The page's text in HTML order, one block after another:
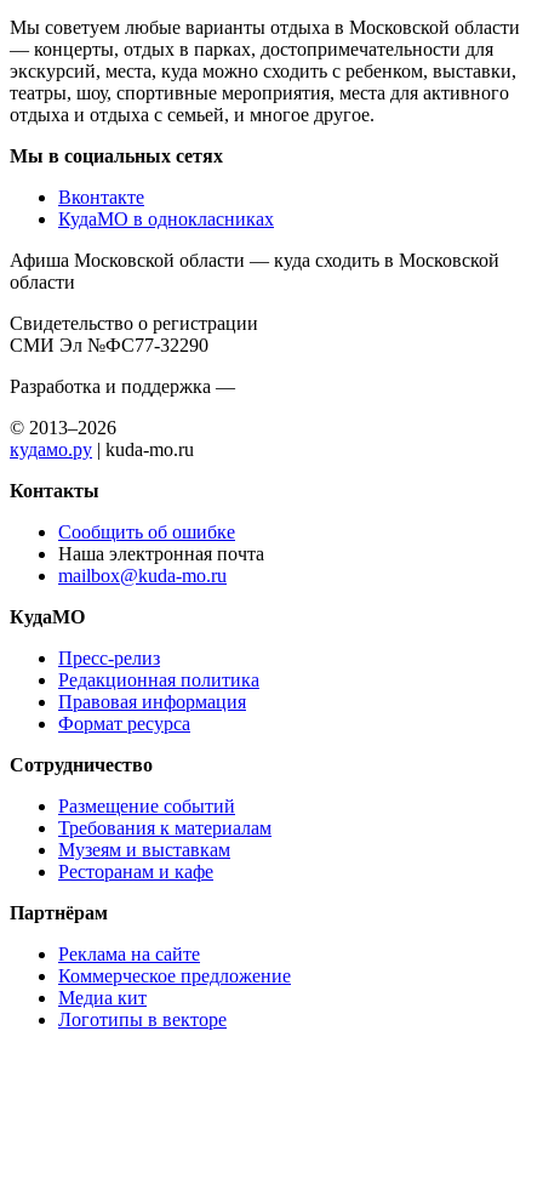
Мы советуем любые варианты отдыха в Московской области
— концерты, отдых в парках, достопримечательности для
экскурсий, места, куда можно сходить с ребенком, выставки,
театры, шоу, спортивные мероприятия, места для активного
отдыха и отдыха с семьей, и многое другое.
Мы в социальных сетях
Вконтакте
КудаМО в однокласниках
Афиша Московской области — куда сходить в Московской
области
Свидетельство о регистрации
СМИ Эл №ФС77-32290
Разработка и поддержка —
© 2013–2026
кудамо.ру | kuda-mo.ru
Контакты
Сообщить об ошибке
Наша электронная почта
mailbox@kuda-mo.ru
КудаМО
Пресс-релиз
Редакционная политика
Правовая информация
Формат ресурса
Сотрудничество
Размещение событий
Требования к материалам
Музеям и выставкам
Ресторанам и кафе
Партнёрам
Реклама на сайте
Коммерческое предложение
Медиа кит
Логотипы в векторе